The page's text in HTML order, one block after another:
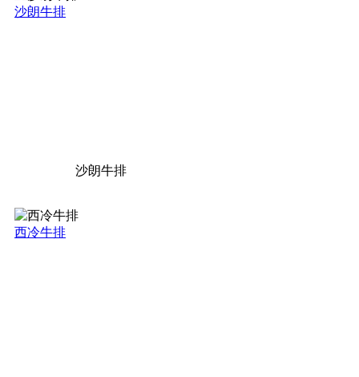
沙朗牛排
沙朗牛排
西冷牛排